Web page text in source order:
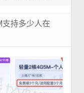
持多少人在